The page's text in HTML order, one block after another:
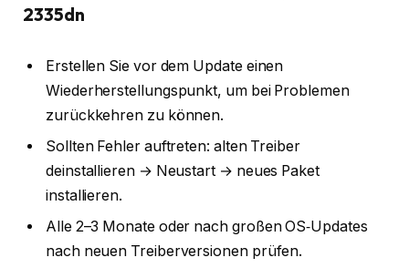
2335dn
Erstellen Sie vor dem Update einen
Wiederherstellungspunkt, um bei Problemen
zurückkehren zu können.
Sollten Fehler auftreten: alten Treiber
deinstallieren → Neustart → neues Paket
installieren.
Alle 2–3 Monate oder nach großen OS‑Updates
nach neuen Treiberversionen prüfen.